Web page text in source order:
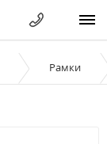
Рамки